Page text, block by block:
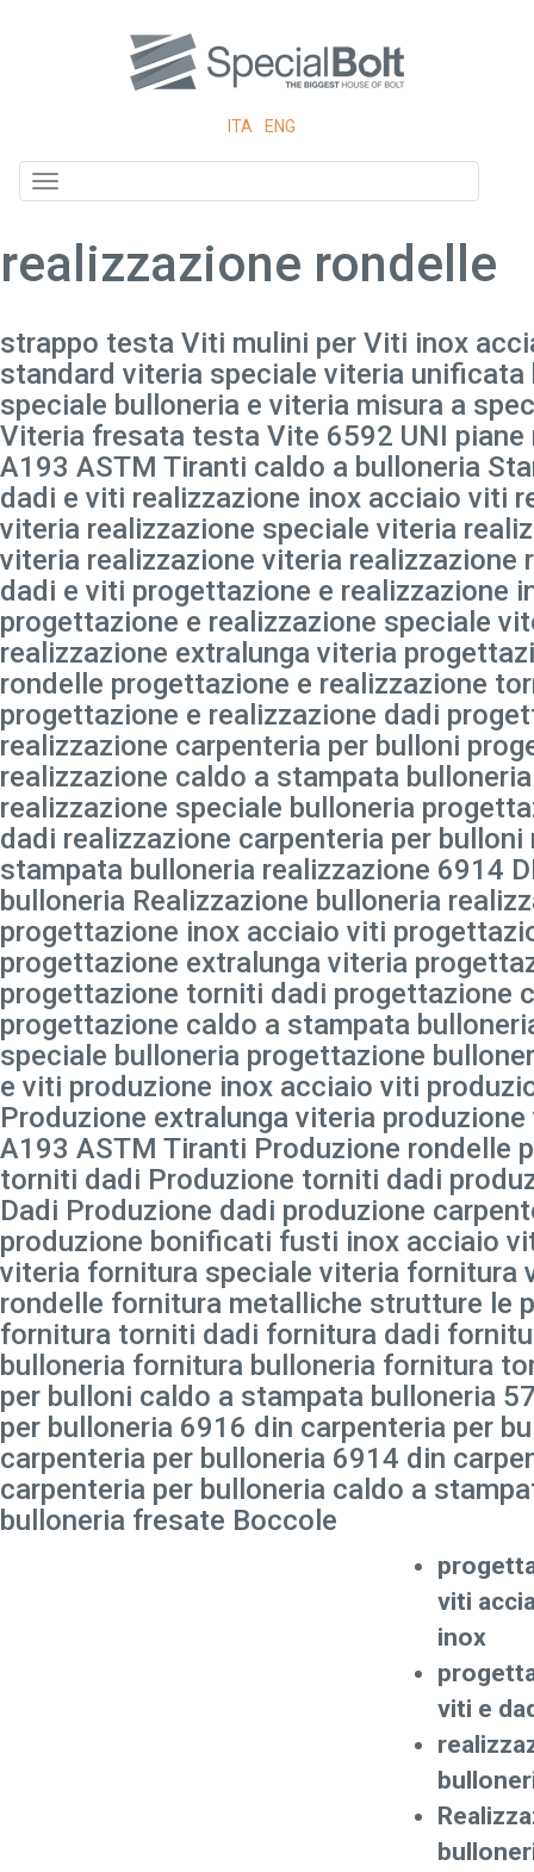
ITA ENG
realizzazione rondelle
strappo testa Viti mulini per Viti inox
standard viteria speciale viteria unificata
speciale bulloneria e viteria misura a
Viteria fresata testa Vite 6592 UNI piane
A193 ASTM Tiranti caldo a bulloneria
dadi e viti realizzazione inox acciaio viti
viteria realizzazione speciale viteria
viteria realizzazione viteria realizzazione
dadi e viti progettazione e realizzazione
progettazione e realizzazione speciale
realizzazione extralunga viteria
rondelle progettazione e realizzazione
progettazione e realizzazione dadi
realizzazione carpenteria per bulloni
realizzazione caldo a stampata
realizzazione speciale bulloneria
dadi realizzazione carpenteria per
stampata bulloneria realizzazione 6914
bulloneria Realizzazione bulloneria
progettazione inox acciaio viti
progettazione extralunga viteria
progettazione torniti dadi progettazione
progettazione caldo a stampata
speciale bulloneria progettazione
e viti produzione inox acciaio viti
Produzione extralunga viteria
A193 ASTM Tiranti Produzione rondelle
torniti dadi Produzione torniti dadi
Dadi Produzione dadi produzione
produzione bonificati fusti inox acciaio
viteria fornitura speciale viteria fornitura
rondelle fornitura metalliche strutture le
fornitura torniti dadi fornitura dadi
bulloneria fornitura bulloneria fornitura
per bulloni caldo a stampata bulloneria
per bulloneria 6916 din carpenteria per
carpenteria per bulloneria 6914 din
carpenteria per bulloneria caldo a
bulloneria fresate Boccole
viti
inox
viti e